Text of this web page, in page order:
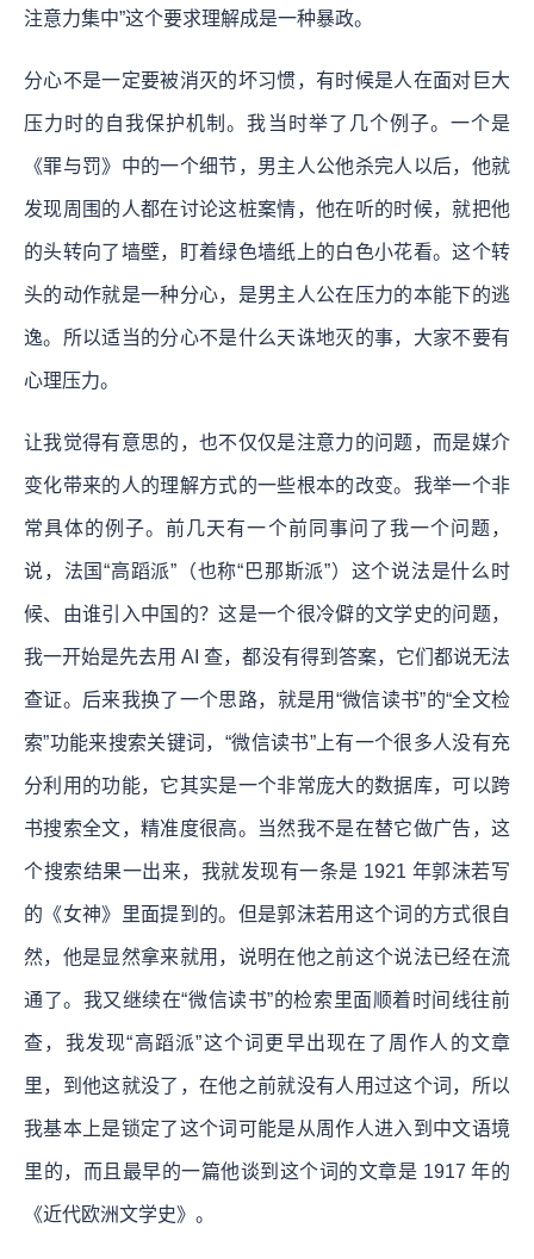
注意力集中”这个要求理解成是一种暴政。
分心不是一定要被消灭的坏习惯，有时候是人在面对巨大
压力时的自我保护机制。我当时举了几个例子。一个是
《罪与罚》中的一个细节，男主人公他杀完人以后，他就
发现周围的人都在讨论这桩案情，他在听的时候，就把他
的头转向了墙壁，盯着绿色墙纸上的白色小花看。这个转
头的动作就是一种分心，是男主人公在压力的本能下的逃
逸。所以适当的分心不是什么天诛地灭的事，大家不要有
心理压力。
让我觉得有意思的，也不仅仅是注意力的问题，而是媒介
变化带来的人的理解方式的一些根本的改变。我举一个非
常具体的例子。前几天有一个前同事问了我一个问题，
说，法国“高蹈派”（也称“巴那斯派”）这个说法是什么时
候、由谁引入中国的？这是一个很冷僻的文学史的问题，
我一开始是先去用 AI 查，都没有得到答案，它们都说无法
查证。后来我换了一个思路，就是用“微信读书”的“全文检
索”功能来搜索关键词，“微信读书”上有一个很多人没有充
分利用的功能，它其实是一个非常庞大的数据库，可以跨
书搜索全文，精准度很高。当然我不是在替它做广告，这
个搜索结果一出来，我就发现有一条是 1921 年郭沫若写
的《女神》里面提到的。但是郭沫若用这个词的方式很自
然，他是显然拿来就用，说明在他之前这个说法已经在流
通了。我又继续在“微信读书”的检索里面顺着时间线往前
查，我发现“高蹈派”这个词更早出现在了周作人的文章
里，到他这就没了，在他之前就没有人用过这个词，所以
我基本上是锁定了这个词可能是从周作人进入到中文语境
里的，而且最早的一篇他谈到这个词的文章是 1917 年的
《近代欧洲文学史》。